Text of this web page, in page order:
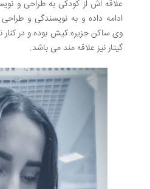
علاقه اش از کودکی به طراحی و
ادامه داده و به نویسندگی و
وی ساکن جزیره کیش بوده و در کنار
گیتار نیز علاقه مند می باشد.